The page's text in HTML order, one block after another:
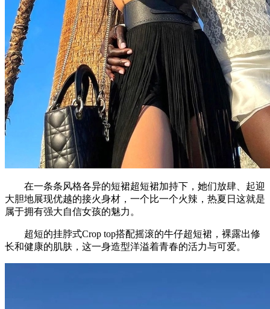
在一条条风格各异的短裙超短裙加持下，她们放肆、起迎
大胆地展现优越的接火身材，一个比一个火辣，热夏日这就是
属于拥有强大自信女孩的魅力。
超短的挂脖式Crop top搭配摇滚的牛仔超短裙，裸露出修
长和健康的肌肤，这一身造型洋溢着青春的活力与可爱。